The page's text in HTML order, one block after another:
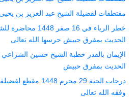
مقتطفات لفضيلة الشيخ عبد العزيز بن
خطر الرياء في 16
الحديث بمفرق حبيش حرسها الله تعالى
الحديث بمفرق حبيش
درجات الجنة 29 محرم
وفقه الله تعالى